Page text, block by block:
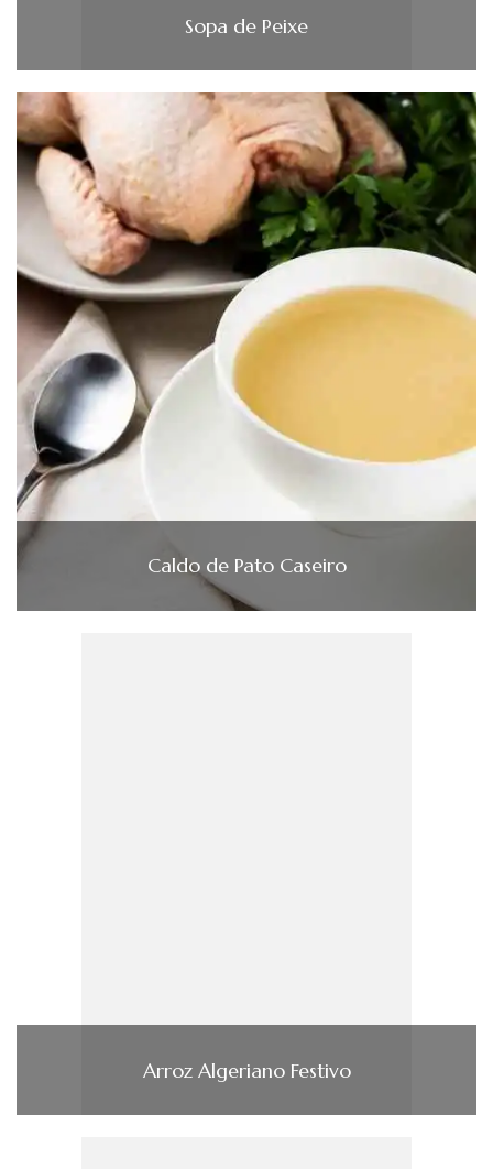
Sopa de Peixe
Caldo de Pato Caseiro
Arroz Algeriano Festivo